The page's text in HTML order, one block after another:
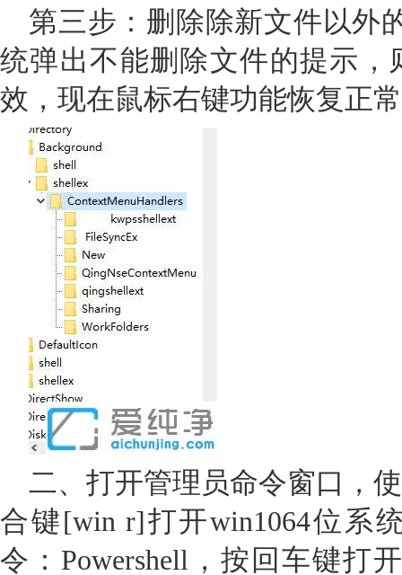
第三步：删除除新文件以外
统弹出不能删除文件的提示
效，现在鼠标右键功能恢复正
二、打开管理员命令窗口，
合键[win r]打开win1064位系
令：Powershell，按回车键打